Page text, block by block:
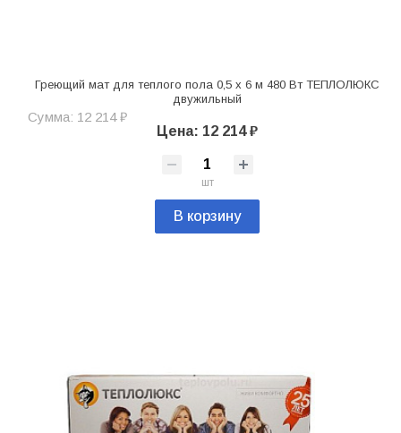
Греющий мат для теплого пола 0,5 х 6 м 480 Вт ТЕПЛОЛЮКС
двужильный
Сумма: 12 214 ₽
Цена: 12 214 ₽
шт
В корзину